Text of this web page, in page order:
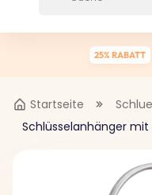
25% RABATT
Startseite
Schlüsselanhänger